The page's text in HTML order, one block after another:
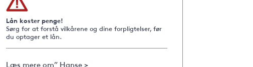
Lån koster penge!
Sørg for at forstå vilkårene og dine forpligtelser, før
du optager et lån.
Læs mere om” Hanse >